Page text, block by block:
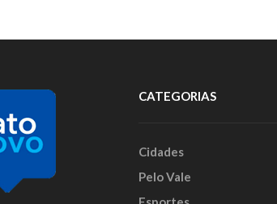
CATEGORIAS
Cidades
Pelo Vale